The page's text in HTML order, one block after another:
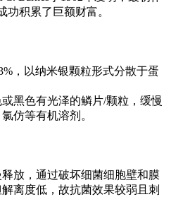
功积累了巨额财富。
，以纳米银颗粒形式分散于蛋
黑色有光泽的鳞片/颗粒，缓慢
仿等有机溶剂。
放，通过破坏细菌细胞壁和膜
离度低，故抗菌效果较弱且刺